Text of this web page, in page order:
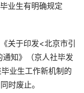
业生有明确规定
关于印发<北京市引
知》（京人社毕发
业生工作新机制的
时废止。